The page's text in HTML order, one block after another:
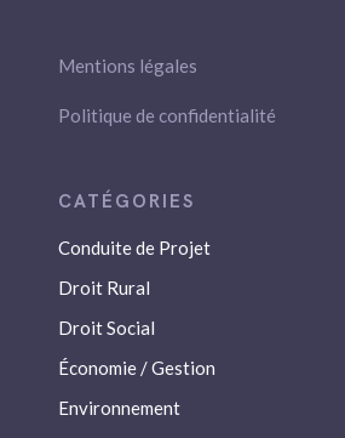
Mentions légales
Politique de confidentialité
Conduite de Projet
Droit Rural
Droit Social
Économie / Gestion
Environnement